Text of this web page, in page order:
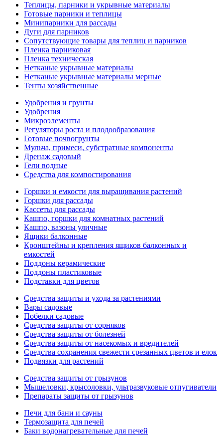
Теплицы, парники и укрывные материалы
Готовые парники и теплицы
Минипарники для рассады
Дуги для парников
Сопутствующие товары для теплиц и парников
Пленка парниковая
Пленка техническая
Нетканые укрывные материалы
Нетканые укрывные материалы мерные
Тенты хозяйственные
Удобрения и грунты
Удобрения
Микроэлементы
Регуляторы роста и плодообразования
Готовые почвогрунты
Мульча, примеси, субстратные компоненты
Дренаж садовый
Гели водные
Средства для компостирования
Горшки и емкости для выращивания растений
Горшки для рассады
Кассеты для рассады
Кашпо, горшки для комнатных растений
Кашпо, вазоны уличные
Ящики балконные
Кронштейны и крепления ящиков балконных и
емкостей
Поддоны керамические
Поддоны пластиковые
Подставки для цветов
Средства защиты и ухода за растениями
Вары садовые
Побелки садовые
Средства защиты от сорняков
Средства защиты от болезней
Средства защиты от насекомых и вредителей
Средства сохранения свежести срезанных цветов и елок
Подвязки для растений
Средства защиты от грызунов
Мышеловки, крысоловки, ультразвуковые отпугиватели
Препараты защиты от грызунов
Печи для бани и сауны
Термозащита для печей
Баки водонагревательные для печей